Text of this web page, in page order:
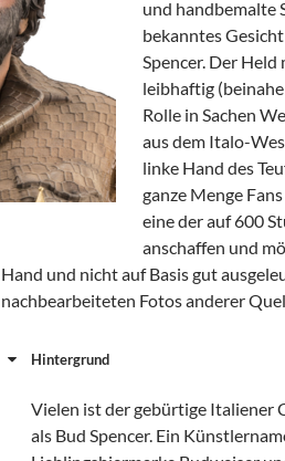
und handbemalte
bekanntes
Spencer. Der
leibhaftig
Rolle in Sachen
aus dem Italo-
linke Hand des
ganze Menge
eine der auf 600
anschaffen und
Hand und nicht auf Basis gut
nachbearbeiteten Fotos anderer
Hintergrund
Vielen ist der gebürtige Italiener
als Bud Spencer. Ein